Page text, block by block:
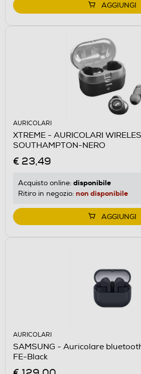
AGGIUNGI
AURICOLARI
XTREME - AURICOLARI
SOUTHAMPTON-NERO
€ 23,49
Acquisto online: disponibile
Ritiro in negozio: non disponibile
AGGIUNGI
AURICOLARI
SAMSUNG - Auricolare
FE-Black